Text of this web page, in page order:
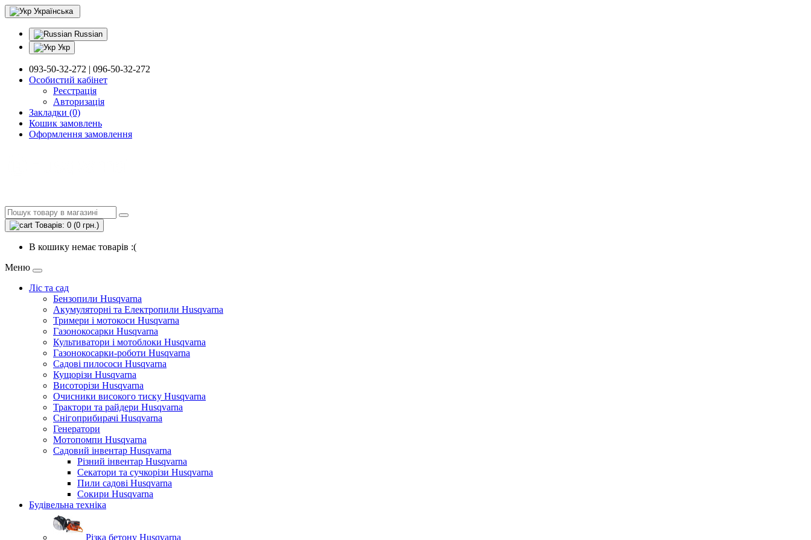
Українська
Russian
Укр
093-50-32-272 | 096-50-32-272
Особистий кабінет
Реєстрація
Авторизація
Закладки (0)
Кошик замовлень
Оформлення замовлення
Товарів: 0 (0 грн.)
В кошику немає товарів :(
Меню
Ліс та сад
Бензопили Husqvarna
Акумуляторні та Електропили Husqvarna
Тримери і мотокоси Husqvarna
Газонокосарки Husqvarna
Культиватори і мотоблоки Husqvarna
Газонокосарки-роботи Husqvarna
Садові пилососи Husqvarna
Кущорізи Husqvarna
Висоторізи Husqvarna
Очисники високого тиску Husqvarna
Трактори та райдери Husqvarna
Снігоприбирачі Husqvarna
Генератори
Мотопомпи Husqvarna
Садовий інвентар Husqvarna
Різний інвентар Husqvarna
Секатори та сучкорізи Husqvarna
Пили садові Husqvarna
Сокири Husqvarna
Будівельна техніка
Різка бетону Husqvarna